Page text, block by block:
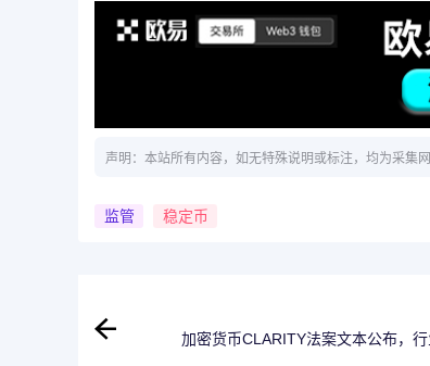
声明：本站所有内容，如无特殊说明或标注，均为采集
监管 稳定币
加密货币CLARITY法案文本公布，